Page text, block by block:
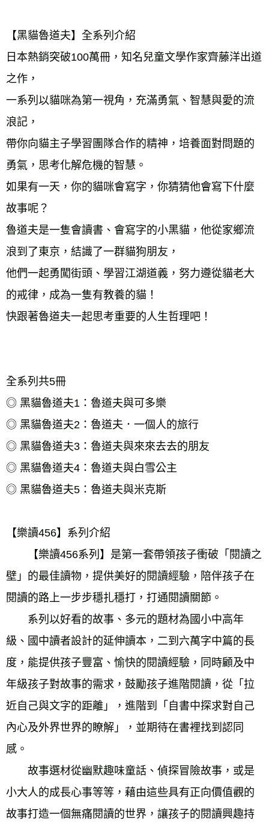
【黑貓魯道夫】全系列介紹
日本熱銷突破100萬冊，知名兒童文學作家齊藤洋出道
之作，
一系列以貓咪為第一視角，充滿勇氣、智慧與愛的流
浪記，
帶你向貓主子學習團隊合作的精神，培養面對問題的
勇氣，思考化解危機的智慧。
如果有一天，你的貓咪會寫字，你猜猜他會寫下什麼
故事呢？
魯道夫是一隻會讀書、會寫字的小黑貓，他從家鄉流
浪到了東京，結識了一群貓狗朋友，
他們一起勇闖街頭、學習江湖道義，努力遵從貓老大
的戒律，成為一隻有教養的貓！
快跟著魯道夫一起思考重要的人生哲理吧！
全系列共5冊
◎ 黑貓魯道夫1：魯道夫與可多樂
◎ 黑貓魯道夫2：魯道夫．一個人的旅行
◎ 黑貓魯道夫3：魯道夫與來來去去的朋友
◎ 黑貓魯道夫4：魯道夫與白雪公主
◎ 黑貓魯道夫5：魯道夫與米克斯
【樂讀456】系列介紹
【樂讀456系列】是第一套帶領孩子衝破「閱讀之
壁」的最佳讀物，提供美好的閱讀經驗，陪伴孩子在
閱讀的路上一步步穩扎穩打，打通閱讀關節。
系列以好看的故事、多元的題材為國小中高年
級、國中讀者設計的延伸讀本，二到六萬字中篇的長
度，能提供孩子豐富、愉快的閱讀經驗，同時顧及中
年級孩子對故事的需求，鼓勵孩子進階閱讀，從「拉
近自己與文字的距離」，進階到「自書中探求對自己
內心及外界世界的瞭解」，並期待在書裡找到認同
感。
故事選材從幽默趣味童話、偵探冒險故事，或是
小大人的成長心事等等，藉由這些具有正向價值觀的
故事打造一個無痛閱讀的世界，讓孩子的閱讀興趣持